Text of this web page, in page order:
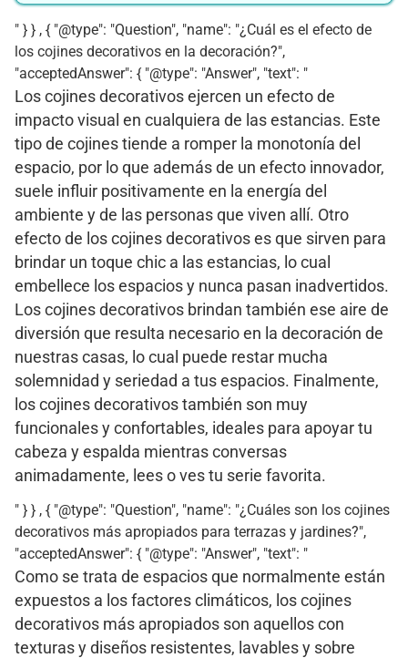
" } } , { "@type": "Question", "name": "¿Cuál es el efecto de
los cojines decorativos en la decoración?",
"acceptedAnswer": { "@type": "Answer", "text": "
Los cojines decorativos ejercen un efecto de
impacto visual en cualquiera de las estancias. Este
tipo de cojines tiende a romper la monotonía del
espacio, por lo que además de un efecto innovador,
suele influir positivamente en la energía del
ambiente y de las personas que viven allí. Otro
efecto de los cojines decorativos es que sirven para
brindar un toque chic a las estancias, lo cual
embellece los espacios y nunca pasan inadvertidos.
Los cojines decorativos brindan también ese aire de
diversión que resulta necesario en la decoración de
nuestras casas, lo cual puede restar mucha
solemnidad y seriedad a tus espacios. Finalmente,
los cojines decorativos también son muy
funcionales y confortables, ideales para apoyar tu
cabeza y espalda mientras conversas
animadamente, lees o ves tu serie favorita.
" } } , { "@type": "Question", "name": "¿Cuáles son los cojines
decorativos más apropiados para terrazas y jardines?",
"acceptedAnswer": { "@type": "Answer", "text": "
Como se trata de espacios que normalmente están
expuestos a los factores climáticos, los cojines
decorativos más apropiados son aquellos con
texturas y diseños resistentes, lavables y sobre